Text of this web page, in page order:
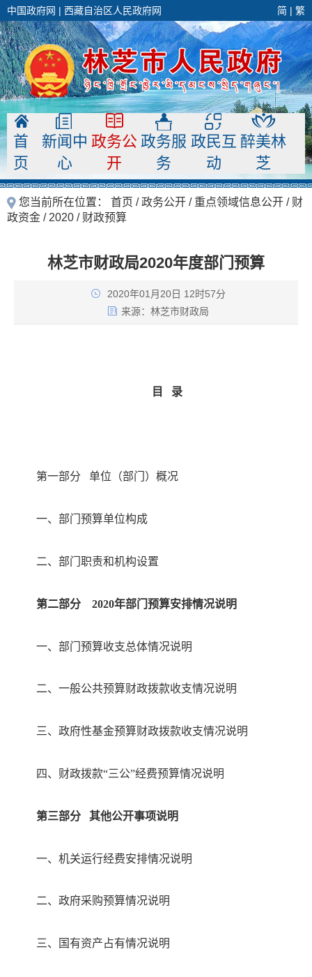
中国政府网 | 西藏自治区人民政府网 简 | 繁
首
页
新闻中
心
政务公
开
政务服
务
政民互
动
醉美林
芝
您当前所在位置： 首页 /政务公开 / 重点领域信息公开 / 财
政资金 / 2020 / 财政预算
林芝市财政局2020年度部门预算
2020年01月20日 12时57分
来源： 林芝市财政局
目 录
第一部分 单位（部门）概况
一、部门预算单位构成
二、部门职责和机构设置
第二部分 2020年部门预算安排情况说明
一、 部门预算收支总体情况说明
二、 一般公共预算财政拨款收支情况说明
三、 政府性基金预算财政拨款收支情况说明
四、 财政拨款“三公”经费预算情况说明
第三部分 其他公开事项说明
一、 机关运行经费安排情况说明
二、 政府采购预算情况说明
三、 国有资产占有情况说明